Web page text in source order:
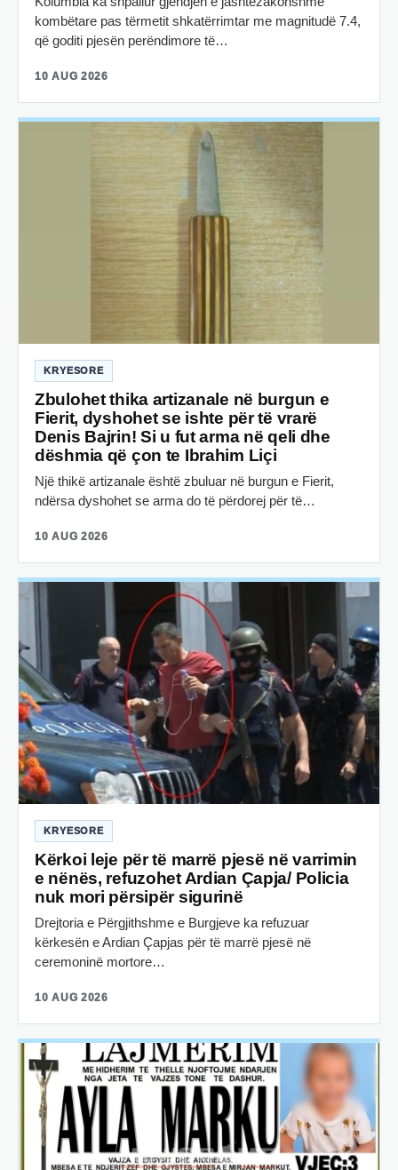
kombëtare pas tërmetit shkatërrimtar me magnitudë 7.4,
që goditi pjesën perëndimore të…
10 AUG 2026
KRYESORE
Zbulohet thika artizanale në burgun e
Fierit, dyshohet se ishte për të vrarë
Denis Bajrin! Si u fut arma në qeli dhe
dëshmia që çon te Ibrahim Liçi
Një thikë artizanale është zbuluar në burgun e Fierit,
ndërsa dyshohet se arma do të përdorej për të…
10 AUG 2026
KRYESORE
Kërkoi leje për të marrë pjesë në varrimin
e nënës, refuzohet Ardian Çapja/ Policia
nuk mori përsipër sigurinë
Drejtoria e Përgjithshme e Burgjeve ka refuzuar
kërkesën e Ardian Çapjas për të marrë pjesë në
ceremoninë mortore…
10 AUG 2026